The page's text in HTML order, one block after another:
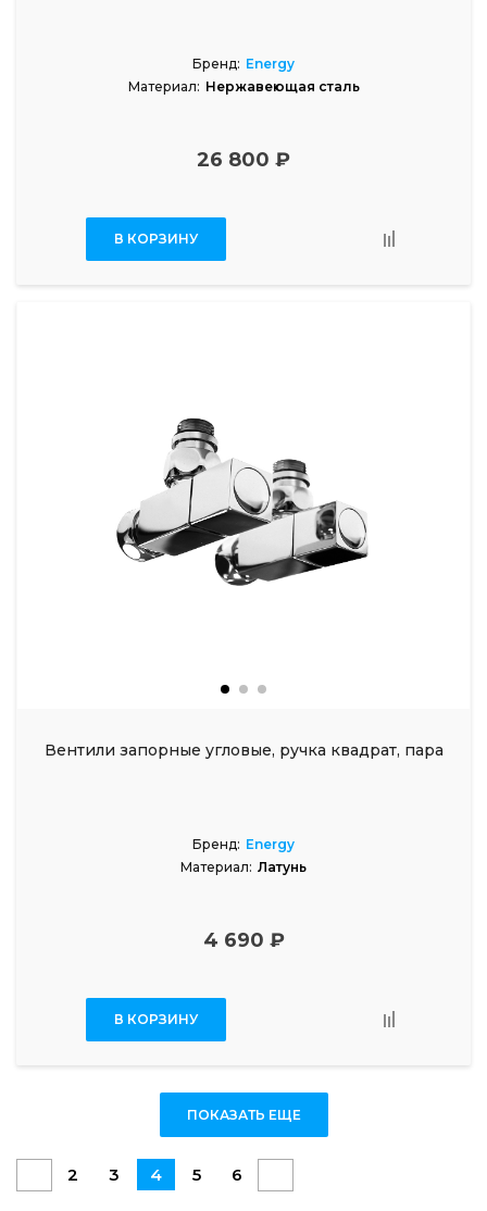
Бренд: Energy
Материал: Нержавеющая сталь
26 800 ₽
В КОРЗИНУ
Вентили запорные угловые, ручка квадрат, пара
Бренд: Energy
Материал: Латунь
4 690 ₽
В КОРЗИНУ
ПОКАЗАТЬ ЕЩЕ
2 3 4 5 6